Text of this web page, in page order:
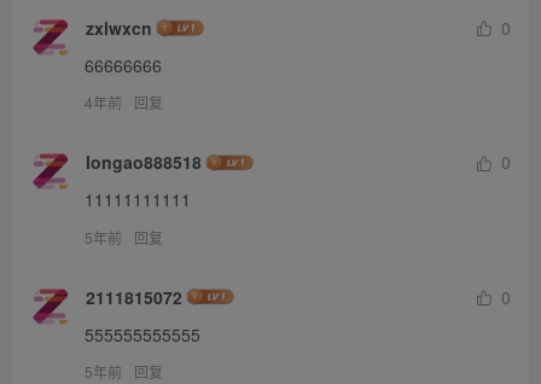
zxlwxcn
0
66666666
4年前 回复
longao888518
0
11111111111
5年前 回复
2111815072
0
555555555555
5年前 回复